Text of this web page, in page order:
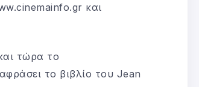
και
τώρα το
το βιβλίο του Jean